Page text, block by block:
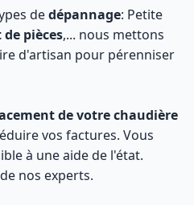
dedépannage: Petite
pièces,... nous mettons
d'artisan pour pérenniser
de votre chaudière
vos factures. Vous
à une aide de l'état.
nos experts.